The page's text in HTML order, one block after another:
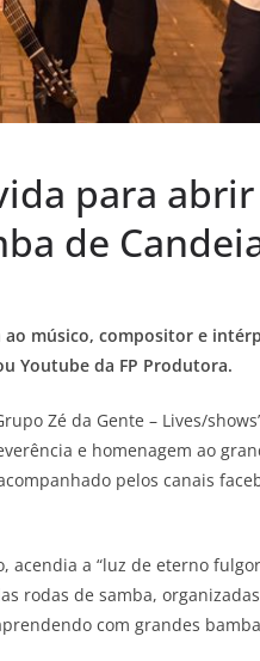
para abrir
de
músico, compositor e
Youtube da FP Produtora.
Zé da Gente – Lives/
e homenagem ao
pelos canais
acendia a “luz de eterno
rodas de samba,
com grandes